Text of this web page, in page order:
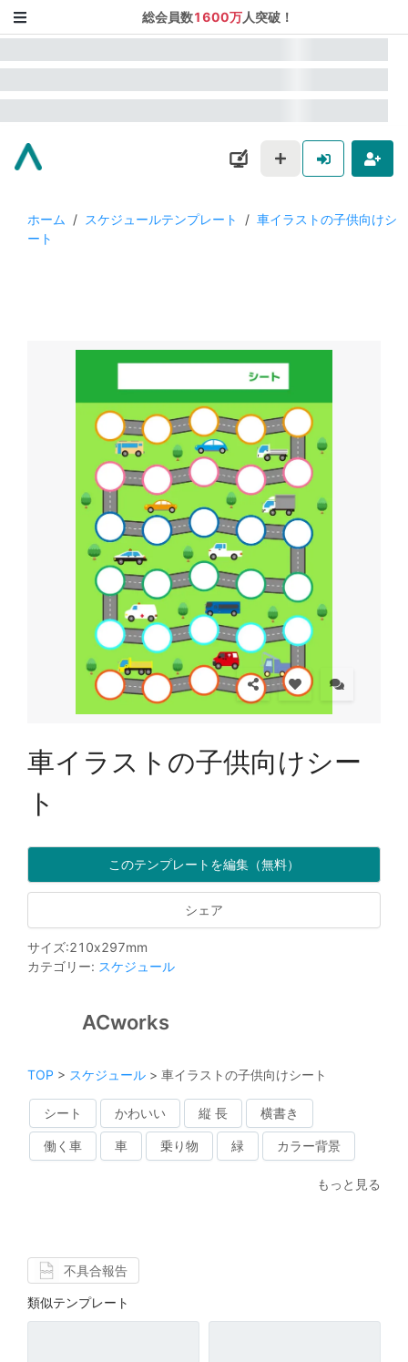
総会員数1600万人突破！
ホーム / スケジュールテンプレート / 車イラストの子供向けシ
ート
車イラストの子供向けシー
ト
このテンプレートを編集（無料）
シェア
サイズ:210x297mm
カテゴリー: スケジュール
ACworks
TOP > スケジュール > 車イラストの子供向けシート
シート かわいい 縦 長 横書き
働く車 車 乗り物 緑 カラー背景
もっと見る
不具合報告
類似テンプレート